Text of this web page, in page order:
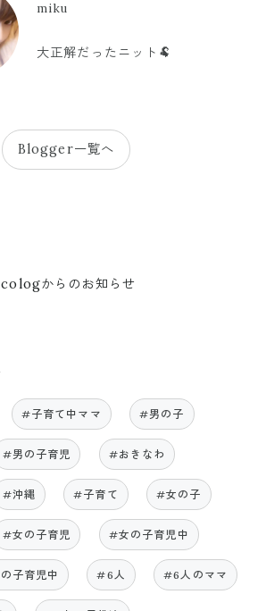
miku
大正解だったニット🐏
Blogger一覧へ
からのお知らせ
#子育て中ママ #男の子
#男の子育児 #おきなわ
#沖縄 #子育て #女の子
#女の子育児 #女の子育児中
子育児中 #6人 #6人のママ